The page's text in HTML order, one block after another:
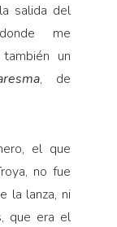
salida del
me
un
, de
el que
no fue
la lanza, ni
que era el